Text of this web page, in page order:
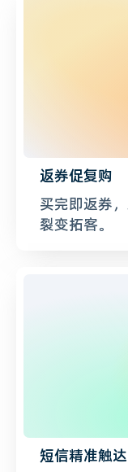
返券促复购
买完即返券
裂变拓客。
短信精准触达